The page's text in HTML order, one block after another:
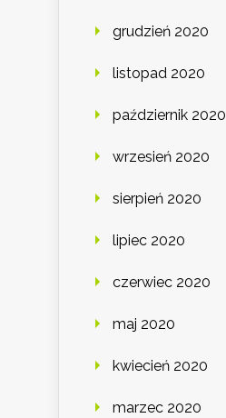
grudzień 2020
listopad 2020
październik 2020
wrzesień 2020
sierpień 2020
lipiec 2020
czerwiec 2020
maj 2020
kwiecień 2020
marzec 2020